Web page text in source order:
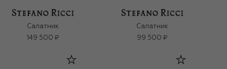
Салатник
149 500 ₽
Салатник
99 500 ₽